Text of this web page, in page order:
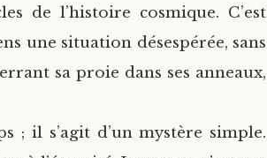
de l’histoire cosmique. C’est
une situation désespérée, sans
sa proie dans ses anneaux,
; il s’agit d’un mystère simple.